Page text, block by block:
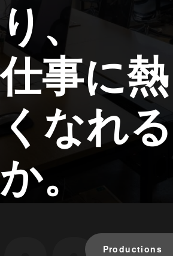
り、
仕事に熱
くなれる
か。
Productions